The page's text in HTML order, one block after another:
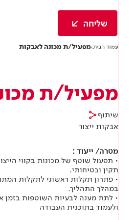
מתכת
לכל מוצרי צבע וציפויים
מדיניות מערכת משולבת ו - ISO
שליחה
עמוד הבית›מפעיל/ת מכונה לאבקות
מפעיל/ת
שיתוף
אבקות ייצור
מטרה/ ייעוד :
• תפעול שוטף של מכונות בקווי
תקין ובטיחותי.
• פתרון תקלות ראשוני לתקלות
במהלך התהליך.
• לתת מענה לבעיות השוטפות בזמן
ולעמוד בתוכנית העבודה